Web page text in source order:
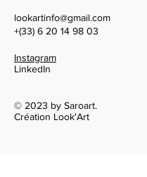
lookartinfo@gmail.com
+(33) 6 20 14 98 03
Instagram
LinkedIn
© 2023 by Saroart.
Création Look'Art